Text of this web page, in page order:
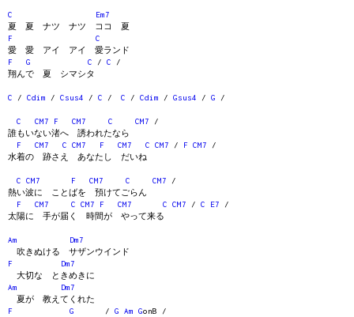
C
Em7
夏 夏 ナツ ナツ ココ 夏
F
C
愛 愛 アイ アイ 愛ランド
F
G C / C /
翔んで 夏 シマシタ
C / Cdim / Csus4 / C / C / Cdim / Gsus4 / G /
C CM7 F CM7 C CM7 /
誰もいない渚へ 誘われたなら
F
CM7 C CM7 F CM7 C CM7 / F CM7 /
水着の 跡さえ あなたし だいね
C CM7 F CM7 C CM7 /
熱い波に ことばを 預けてごらん
F
CM7 C CM7 F CM7 C CM7 / C E7 /
太陽に 手が届く 時間が やって来る
Am
Dm7
吹きぬける サザンウインド
F
Dm7
大切な ときめきに
Am
Dm7
夏が 教えてくれた
F
G / G Am GonB /